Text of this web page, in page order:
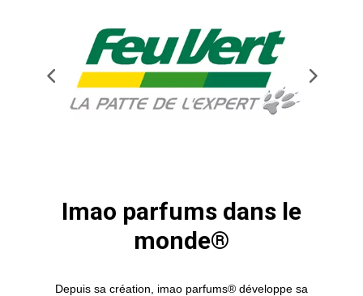
Imao parfums dans le
monde®
Depuis sa création, imao parfums® développe sa